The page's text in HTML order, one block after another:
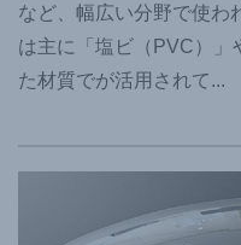
など、幅広い分野で使わ
は主に「塩ビ（PVC）」
た材質でが活用されて...